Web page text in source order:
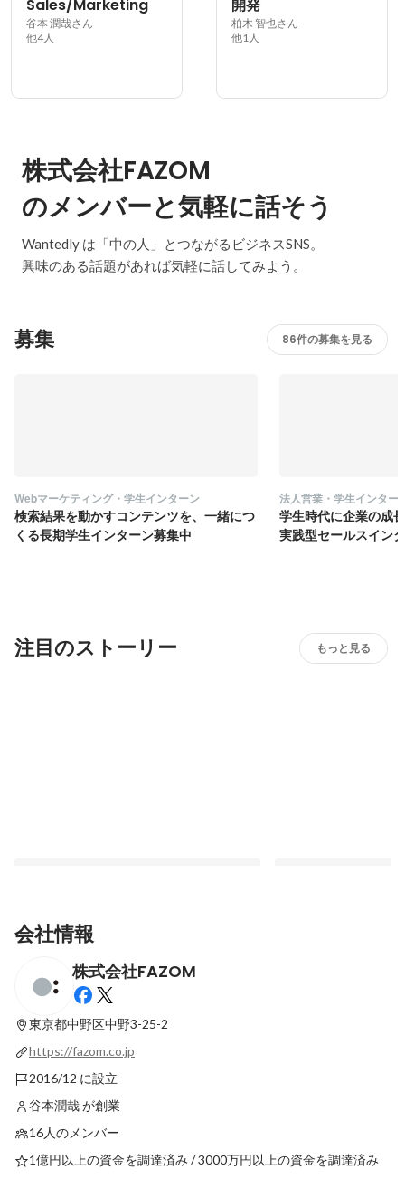
Sales/Marketing
谷本 潤哉さん
他4人
開発
柏木 智也さん
他1人
株式会社FAZOM
のメンバーと気軽に話そう
Wantedly は「中の人」とつながるビジネスSNS。
興味のある話題があれば気軽に話してみよう。
募集 86件の募集を見る
Webマーケティング・学生インターン
検索結果を動かすコンテンツを、一緒につ
くる長期学生インターン募集中
法人営業・学生インター
学生時代に企業の成
実践型セールスイン
注目のストーリー もっと見る
心理的安全性を保つための、チャット術。
固定された投稿
会社情報
株式会社FAZOM
東京都中野区中野3-25-2
https://fazom.co.jp
2016/12 に設立
谷本潤哉 が創業
16人のメンバー
1億円以上の資金を調達済み / 3000万円以上の資金を調達済み